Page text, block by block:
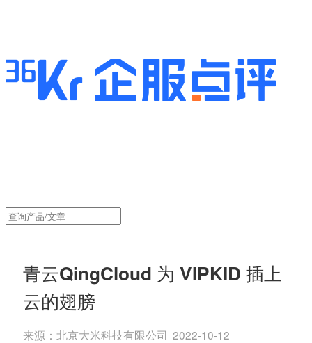
青云QingCloud 为 VIPKID 插上
云的翅膀
来源：北京大米科技有限公司 2022-10-12